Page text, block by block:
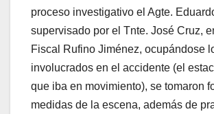
proceso investigativo el Agte.
supervisado por el Tnte. José Cruz,
Fiscal Rufino Jiménez, ocupándose
involucrados en el accidente (el
que iba en movimiento), se tomaron
medidas de la escena, además de